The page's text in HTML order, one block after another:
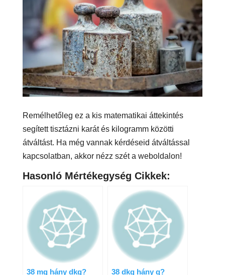
Remélhetőleg ez a kis matematikai áttekintés
segített tisztázni karát és kilogramm közötti
átváltást. Ha még vannak kérdéseid átváltással
kapcsolatban, akkor nézz szét a weboldalon!
Hasonló Mértékegység Cikkek:
38 mg hány dkg? 38 dkg hány q?